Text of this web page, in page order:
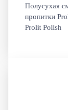
Полусухая
пропитки
Prolit Polish